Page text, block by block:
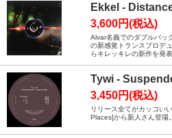
Ekkel -
3,600円(税込)
Alvar名義でのダブルパッ
の新感覚トランスプロデ
らキレッキレの新作を発表
Tywi -
3,450円(税込)
リリース全てがカッコい
Places]から新人さん登場。